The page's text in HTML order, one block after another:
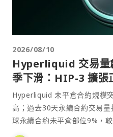
2026/08/10
Hyperliquid 交易量
季下滑：HIP-3 擴張
Hyperliquid 未平倉合約規模
高；過去30天永續合約交易
球永續合約未平倉部位9%，